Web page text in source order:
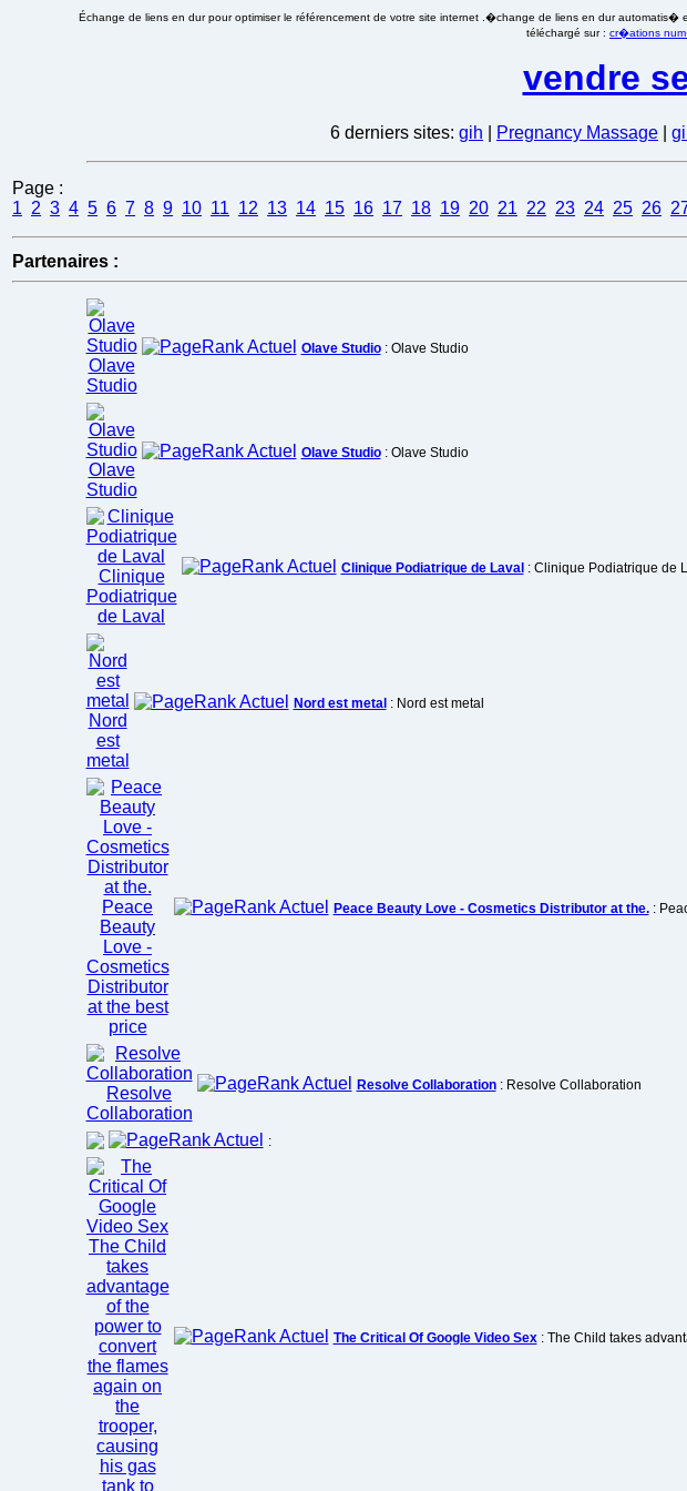
Échange de liens en dur pour optimiser le référencement de votre site internet .�change de liens en dur
téléchargé sur : cr�ations
vendre
6 derniers sites: gih Pregnancy Massage
Page :
1 2 3 4 5 6 7 8 9 10 11 12 13 14 15 16 17 18 19 20 21 22 23 24 25 26
Partenaires :
Olave Studio: Olave Studio
Olave Studio: Olave Studio
Clinique Podiatrique de Laval : Clinique Podiatrique de
Nord est metal : Nord est metal
Peace Beauty Love - Cosmetics Distributor at the.:
Resolve Collaboration: Resolve Collaboration
:
The Critical Of Google Video Sex: The Child takes